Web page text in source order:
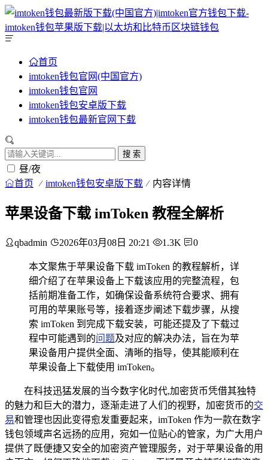
首页
imtoken钱包官网(中国官方)
imtoken钱包官网
imtoken钱包安卓版下载
imtoken钱包最新官网下载
搜 索
昼/夜
首页 imtoken钱包安卓版下载 内容详情
苹果设备下载 imToken 教程全解析
qbadmin 2026年03月08日 20:21 1.3K 0
本文聚焦于苹果设备下载 imToken 的教程解析，详
细介绍了在苹果设备上下载该应用的完整流程，包
括前期准备工作，如确保设备系统符合要求、拥有
可用的苹果账号等，接着逐步阐述下载步骤，从搜
索 imToken 到完成下载安装，可能还提及了下载过
程中可能遇到的问题及对应的解决办法，旨在为苹
果设备用户提供全面、清晰的指导，使其能顺利在
苹果设备上下载使用 imToken。
在科技迅猛发展的当今数字化时代,加密货币凭借其独特
的魅力和巨大的潜力，逐渐走进了人们的视野，加密货币的交
易和管理也因此变得愈发重要起来，imToken 作为一款在数字
钱包领域声名远扬的应用，宛如一位贴心的管家，为广大用户
提供了既便捷又安全的加密资产管理服务，对于苹果设备的用